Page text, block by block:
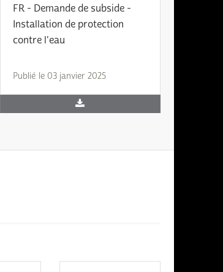
FR - Demande de subside -
Installation de protection
contre l'eau
Publié le 03 janvier 2025